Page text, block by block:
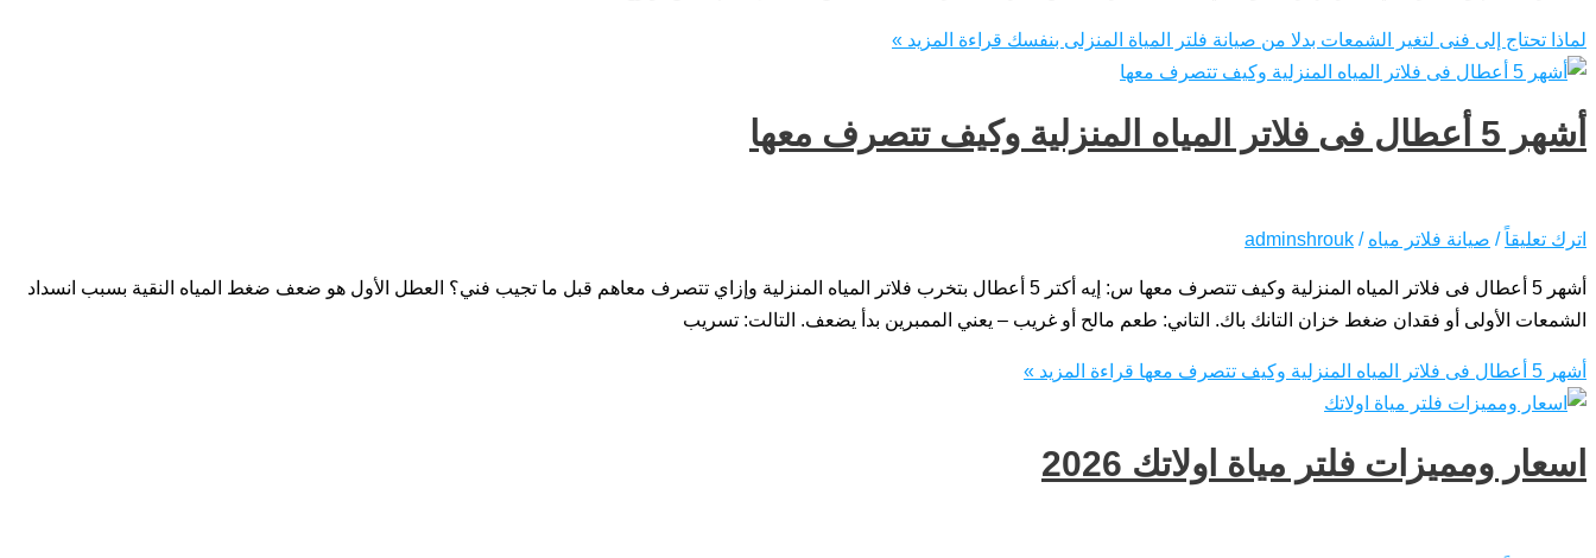
لماذا تحتاج إلى فنى لتغير الشمعات بدلا من صيانة فلتر المياة المنزلى بنفسك قراءة المزيد »
أشهر 5 أعطال فى فلاتر المياه المنزلية وكيف تتصرف معها
اترك تعليقاً / صيانة فلاتر مياه /
adminshrouk
أشهر 5 أعطال فى فلاتر المياه المنزلية وكيف تتصرف معها س: إيه أكتر 5 أعطال بتخرب فلاتر المياه المنزلية وإزاي تتصرف معاهم قبل ما تجيب فني؟ العطل الأول هو ضعف ضغط المياه النقية بسبب انسداد
الشمعات الأولى أو فقدان ضغط خزان التانك باك. التاني: طعم مالح أو غريب – يعني الممبرين بدأ يضعف. التالت: تسريب
أشهر 5 أعطال فى فلاتر المياه المنزلية وكيف تتصرف معها قراءة المزيد »
اسعار ومميزات فلتر مياة اولاتك 2026